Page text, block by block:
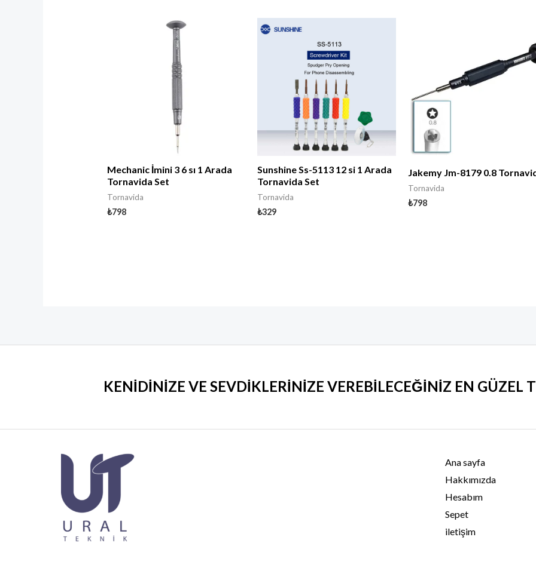
Mechanic İmini 3 6 sı 1 Arada
Tornavida Set
Tornavida
₺798
Sunshine Ss-5113 12 si 1 Arada
Tornavida Set
Tornavida
₺329
Jakemy Jm-8179 0.8
Tornavida
₺798
KENİDİNİZE VE SEVDİKLERİNİZE VEREBİLECEĞİNİZ EN GÜZEL
Ana sayfa
Hakkımızda
Hesabım
Sepet
iletişim